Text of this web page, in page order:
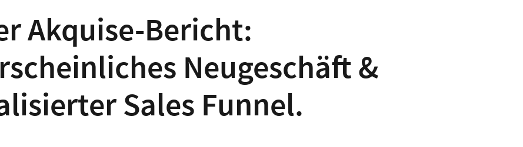
Akquise-Bericht:
Neugeschäft &
Sales Funnel.